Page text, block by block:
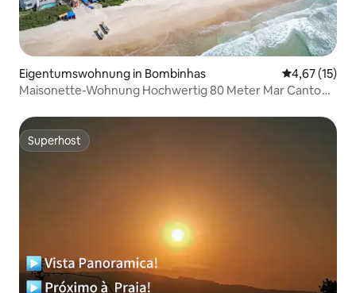
Eigentumswohnung in Bombinhas
4,67 (15)
Maisonette-Wohnung Hochwertig 80 Meter Mar Canto
Superhost
Superhost